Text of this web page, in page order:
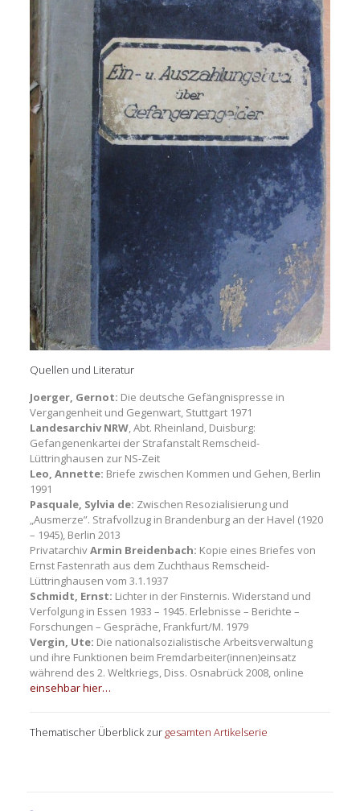
Quellen und Literatur
Joerger, Gernot: Die deutsche Gefängnispresse in
Vergangenheit und Gegenwart, Stuttgart 1971
Landesarchiv NRW, Abt. Rheinland, Duisburg:
Gefangenenkartei der Strafanstalt Remscheid-
Lüttringhausen zur NS-Zeit
Leo, Annette: Briefe zwischen Kommen und Gehen, Berlin
1991
Pasquale, Sylvia de: Zwischen Resozialisierung und
„Ausmerze”. Strafvollzug in Brandenburg an der Havel (1920
– 1945), Berlin 2013
PrivatarchivArmin Breidenbach: Kopie eines Briefes von
Ernst Fastenrath aus dem Zuchthaus Remscheid-
Lüttringhausen vom 3.1.1937
Schmidt, Ernst: Lichter in der Finsternis. Widerstand und
Verfolgung in Essen 1933 – 1945. Erlebnisse – Berichte –
Forschungen – Gespräche, Frankfurt/M. 1979
Vergin, Ute: Die nationalsozialistische Arbeitsverwaltung
und ihre Funktionen beim Fremdarbeiter(innen)einsatz
während des 2. Weltkriegs, Diss. Osnabrück 2008, online
einsehbar hier…
Thematischer Überblick zur gesamten Artikelserie